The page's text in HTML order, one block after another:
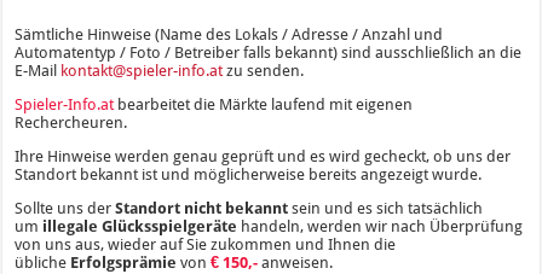
Sämtliche Hinweise (Name des Lokals / Adresse / Anzahl und
Automatentyp / Foto / Betreiber falls bekannt) sind ausschließlich an die
E-Mail kontakt@spieler-info.atzu senden.
Spieler-Info.atbearbeitet die Märkte laufend mit eigenen
Rechercheuren.
Ihre Hinweise werden genau geprüft und es wird gecheckt, ob uns der
Standort bekannt ist und möglicherweise bereits angezeigt wurde.
Sollte uns derStandort nicht bekanntsein und es sich tatsächlich
um illegale Glücksspielgeräte handeln, werden wir nach Überprüfung
von uns aus, wieder auf Sie zukommen und Ihnen die
übliche Erfolgsprämievon € 150,- anweisen.